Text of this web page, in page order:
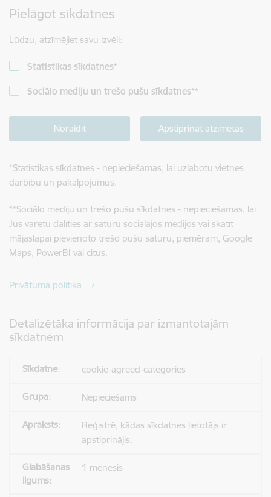
Pielāgot sīkdatnes
Lūdzu, atzīmējiet savu izvēli:
Statistikas sīkdatnes*
Sociālo mediju un trešo pušu sīkdatnes**
Noraidīt Apstiprināt atzīmētās
*Statistikas sīkdatnes - nepieciešamas, lai uzlabotu vietnes
darbību un pakalpojumus.
**Sociālo mediju un trešo pušu sīkdatnes - nepieciešamas, lai
Jūs varētu dalīties ar saturu sociālajos medijos vai skatīt
mājaslapai pievienoto trešo pušu saturu, piemēram, Google
Maps, PowerBI vai citus.
Privātuma politika
Detalizētāka informācija par izmantotajām
sīkdatnēm
cookie-agreed-categories
Nepieciešams
Reģistrē, kādas sīkdatnes lietotājs ir
apstiprinājis.
1 mēnesis